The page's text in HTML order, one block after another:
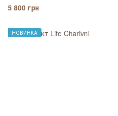
5 800 грн
НОВИНКА